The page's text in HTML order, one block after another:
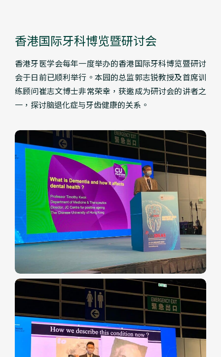
香港国际牙科博览暨研讨会
香港牙医学会每年一度举办的香港国际牙科博览暨研讨
会于日前已顺利举行。本园的总监郭志锐教授及首席训
练顾问崔志文博士非常荣幸，获邀成为研讨会的讲者之
一，探讨脑退化症与牙齿健康的关系。